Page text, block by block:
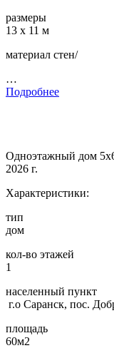
размеры
13 х 11 м
материал стен/
…
Подробнее
Одноэтажный дом
2026 г.
Характеристики:
тип
дом
кол-во этажей
1
населенный пункт
г.о Саранск, пос.
площадь
60м2